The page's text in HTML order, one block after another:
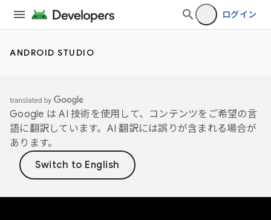
ログイン
ANDROID STUDIO
Google は AI 技術を使用して、コンテンツをご希望の言
語に翻訳しています。AI 翻訳には誤りが含まれる場合が
あります。